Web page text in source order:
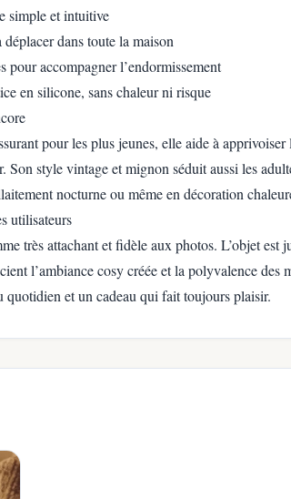
simple et intuitive
déplacer dans toute la maison
pour accompagner l’endormissement
en silicone, sans chaleur ni risque
pour les plus jeunes, elle aide à apprivoiser
Son style vintage et mignon séduit aussi les
nocturne ou même en décoration
utilisateurs
très attachant et fidèle aux photos. L’objet est
l’ambiance cosy créée et la polyvalence des
quotidien et un cadeau qui fait toujours plaisir.